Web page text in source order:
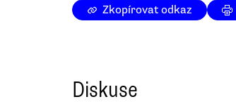
Zkopírovat odkaz
Diskuse